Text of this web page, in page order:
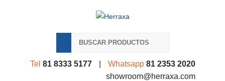
Tel 81 8333 5177 Whatsapp 81 2353 2020
showroom@herraxa.com